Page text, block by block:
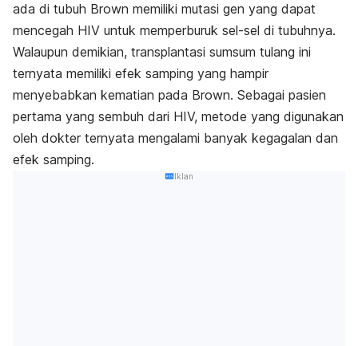
ada di tubuh Brown memiliki mutasi gen yang dapat
mencegah HIV untuk memperburuk sel-sel di tubuhnya.
Walaupun demikian, transplantasi sumsum tulang ini
ternyata memiliki efek samping yang hampir
menyebabkan kematian pada Brown. Sebagai pasien
pertama yang sembuh dari HIV, metode yang digunakan
oleh dokter ternyata mengalami banyak kegagalan dan
efek samping.
Iklan